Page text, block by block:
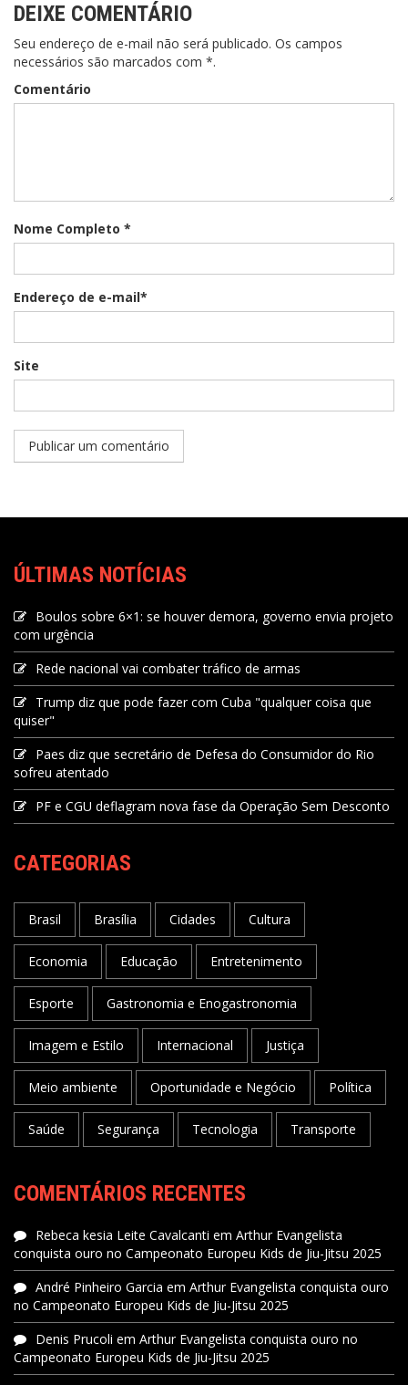
DEIXE COMENTÁRIO
Seu endereço de e-mail não será publicado. Os campos
necessários são marcados com *.
Comentário
Nome Completo *
Endereço de e-mail*
Site
ÚLTIMAS NOTÍCIAS
Boulos sobre 6×1: se houver demora, governo envia projeto
com urgência
Rede nacional vai combater tráfico de armas
Trump diz que pode fazer com Cuba "qualquer coisa que
quiser"
Paes diz que secretário de Defesa do Consumidor do Rio
sofreu atentado
PF e CGU deflagram nova fase da Operação Sem Desconto
CATEGORIAS
Brasil Brasília Cidades Cultura
Economia Educação Entretenimento
Esporte Gastronomia e Enogastronomia
Imagem e Estilo Internacional Justiça
Meio ambiente Oportunidade e Negócio Política
Saúde Segurança Tecnologia Transporte
COMENTÁRIOS RECENTES
Rebeca kesia Leite Cavalcanti em Arthur Evangelista
conquista ouro no Campeonato Europeu Kids de Jiu-Jitsu 2025
André Pinheiro Garcia em Arthur Evangelista conquista ouro
no Campeonato Europeu Kids de Jiu-Jitsu 2025
Denis Prucoli em Arthur Evangelista conquista ouro no
Campeonato Europeu Kids de Jiu-Jitsu 2025